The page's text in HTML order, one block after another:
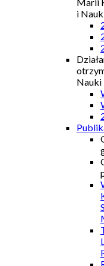
i
Nauki